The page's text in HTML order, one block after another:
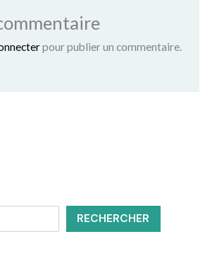
pour publier un commentaire.
RECHERCHER